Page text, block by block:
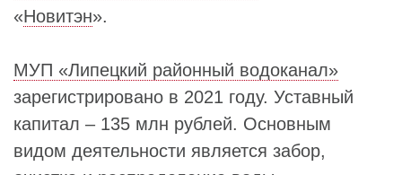
«Новитэн».
МУП «Липецкий районный водоканал»
зарегистрировано в 2021 году. Уставный
капитал – 135 млн рублей. Основным
видом деятельности является забор,